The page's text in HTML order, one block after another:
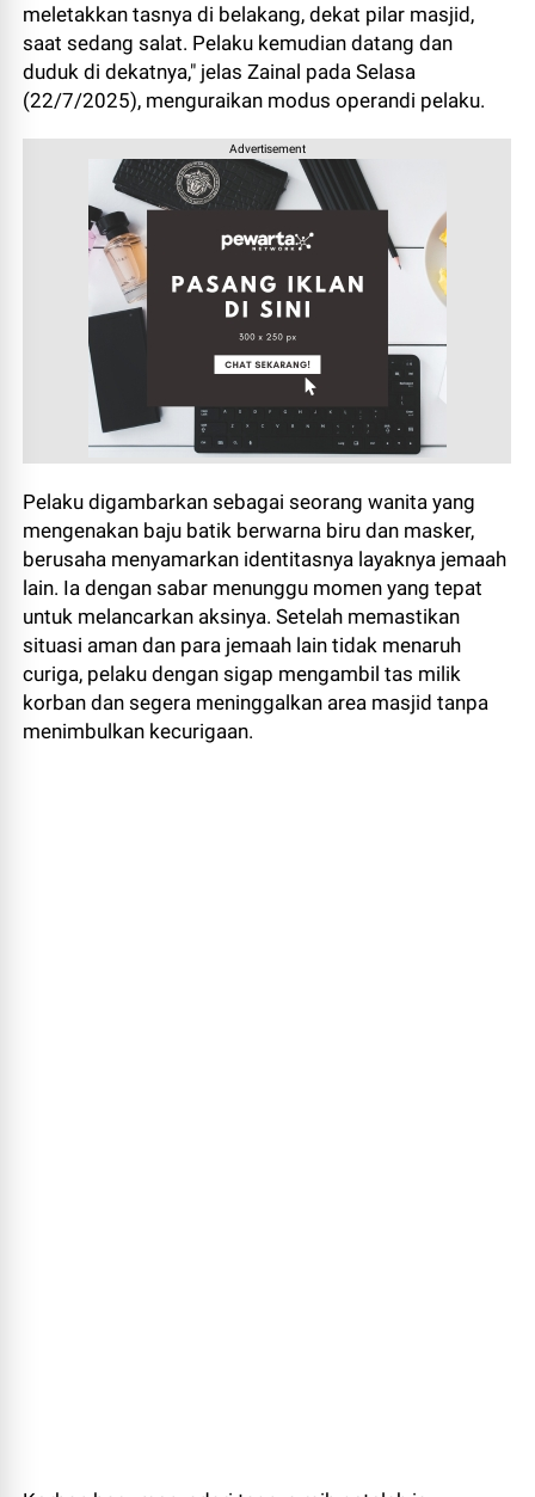
meletakkan tasnya di belakang, dekat pilar masjid,
saat sedang salat. Pelaku kemudian datang dan
duduk di dekatnya," jelas Zainal pada Selasa
(22/7/2025), menguraikan modus operandi pelaku.
Advertisement
Pelaku digambarkan sebagai seorang wanita yang
mengenakan baju batik berwarna biru dan masker,
berusaha menyamarkan identitasnya layaknya jemaah
lain. Ia dengan sabar menunggu momen yang tepat
untuk melancarkan aksinya. Setelah memastikan
situasi aman dan para jemaah lain tidak menaruh
curiga, pelaku dengan sigap mengambil tas milik
korban dan segera meninggalkan area masjid tanpa
menimbulkan kecurigaan.